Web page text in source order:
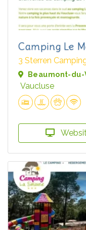
Camping Le
3 Sterren
Beaumont-du-
Vaucluse